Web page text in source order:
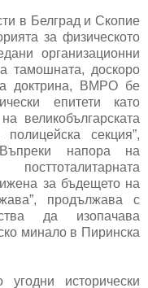
в Белград и Скопие
за физическото
организационни
тамошната, доскоро
доктрина, ВМРО бе
епитети като
великобългарската
секция”,
напора на
за бъдещето на
продължава с
да изопачава
минало в Пиринска
исторически